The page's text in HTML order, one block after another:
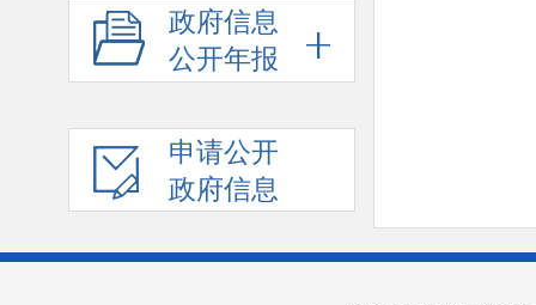
政府信息
公开年报
申请公开
政府信息